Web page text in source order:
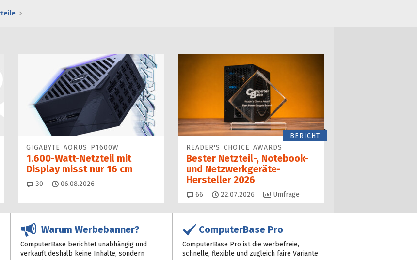
GIGABYTE AORUS P1600W
1.600-Watt-Netzteil mit
Display misst nur 16 cm
30 Kommentare
06.08.2026
BERICHT
READER'S CHOICE AWARDS
Bester Netzteil-, Notebook-
und Netzwerkgeräte-
Hersteller 2026
66 Kommentare
22.07.2026 Umfrage
Warum Werbebanner?
ComputerBase berichtet unabhängig und
verkauft deshalb keine Inhalte, sondern
ComputerBase Pro
ComputerBase Pro ist die werbefreie,
schnelle, flexible und zugleich faire Variante